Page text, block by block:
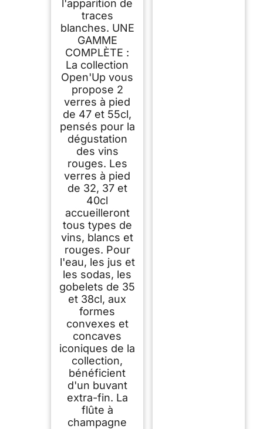
l'apparition de
traces
blanches. UNE
GAMME
COMPLÈTE :
La collection
Open'Up vous
propose 2
verres à pied
de 47 et 55cl,
pensés pour la
dégustation
des vins
rouges. Les
verres à pied
de 32, 37 et
40cl
accueilleront
tous types de
vins, blancs et
rouges. Pour
l'eau, les jus et
les sodas, les
gobelets de 35
et 38cl, aux
formes
convexes et
concaves
iconiques de la
collection,
bénéficient
d'un buvant
extra-fin. La
flûte à
champagne